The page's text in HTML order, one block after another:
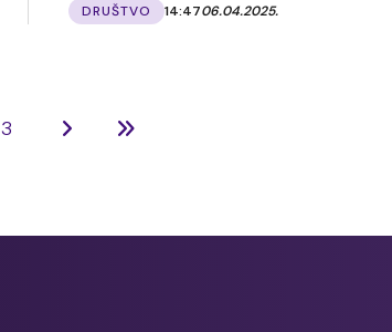
DRUŠTVO 14:4706.04.2025.
3